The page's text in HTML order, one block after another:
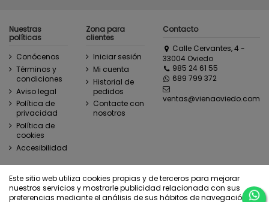
Nuestras
políticas
Conócenos
Términos y
condiciones
Aviso legal
Política de
privacidad
Política de
cookies
Accesibilidad
Zona para
clientes
Iniciar sesión
Mi cuenta
Historial de
pedidos
Contacte con
nosotros
Contacto
Calle Cervantes, 4 -
33004 Oviedo
985 24 61 55
689 799 372
ventas@vienaoviedo.com
Este sitio web utiliza cookies propias y de terceros para mejorar
nuestros servicios y mostrarle publicidad relacionada con sus
preferencias mediante el análisis de sus hábitos de navegación.
Ejercer derecho de desistimiento